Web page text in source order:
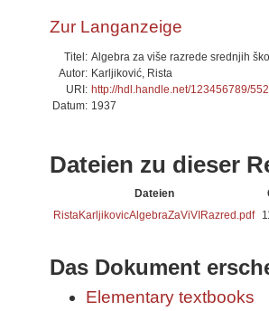
Zur Langanzeige
Titel: Algebra za više razrede srednjih
Autor: Karljiković, Rista
URI: http://hdl.handle.net/123456789/552
Datum: 1937
Dateien zu dieser
Dateien
RistaKarljikovicAlgebraZaViVIRazred.pdf
Das Dokument
Elementary textbooks